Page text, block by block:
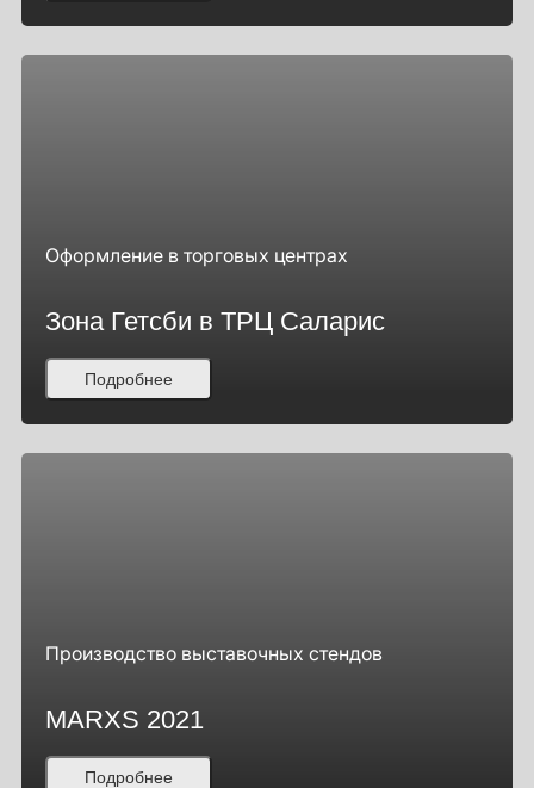
Оформление в торговых центрах
Зона Гетсби в ТРЦ Саларис
Подробнее
Производство выставочных стендов
MARXS 2021
Подробнее